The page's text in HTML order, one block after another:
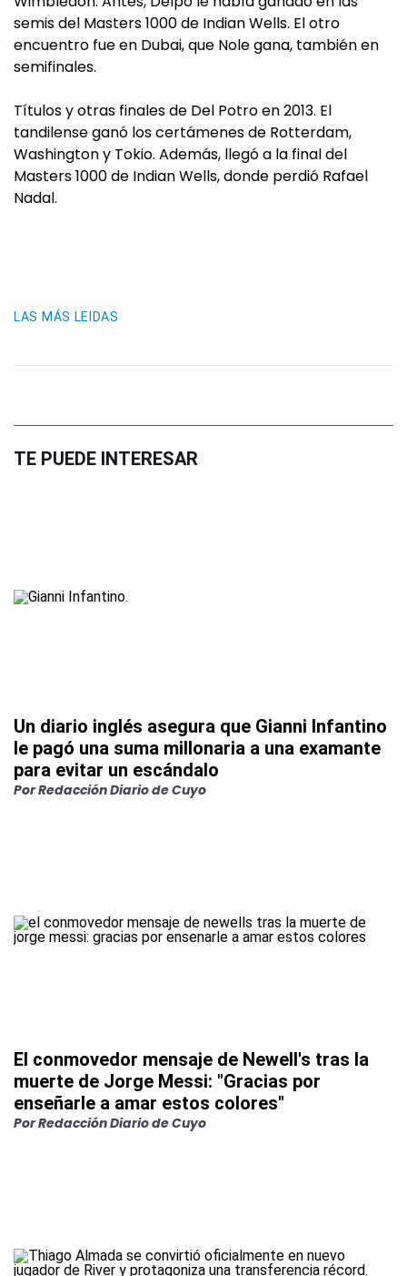
semis del Masters 1000 de Indian Wells. El otro
encuentro fue en Dubai, que Nole gana, también en
semifinales.
Títulos y otras finales de Del Potro en 2013. El
tandilense ganó los certámenes de Rotterdam,
Washington y Tokio. Además, llegó a la final del
Masters 1000 de Indian Wells, donde perdió Rafael
Nadal.
LAS MÁS LEIDAS
TE PUEDE INTERESAR
Un diario inglés asegura que Gianni Infantino
le pagó una suma millonaria a una examante
para evitar un escándalo
PorRedacción Diario de Cuyo
El conmovedor mensaje de Newell's tras la
muerte de Jorge Messi: "Gracias por
enseñarle a amar estos colores"
PorRedacción Diario de Cuyo